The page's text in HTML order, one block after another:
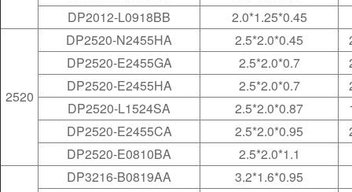
DP2012-L0918BB
2.0*1.25*0.45
2520
DP2520-N2455HA 2.5*2.0*0.45
DP2520-E2455GA
2.5*2.0*0.7
DP2520-E2455HA
2.5*2.0*0.7
DP2520-L1524SA
2.5*2.0*0.87
DP2520-E2455CA
2.5*2.0*0.95
DP2520-E0810BA
2.5*2.0*1.1
DP3216-B0819AA
3.2*1.6*0.95